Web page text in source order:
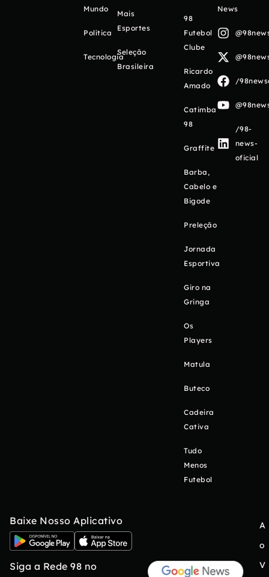
Mundo
Política
Tecnologia
Mais
Esportes
Seleção
Brasileira
98
Futebol
Clube
Ricardo
Amado
Catimba
98
Graffite
Barba,
Cabelo e
Bigode
Preleção
Jornada
Esportiva
Giro na
Gringa
Os
Players
Matula
Buteco
Cadeira
Cativa
Tudo
Menos
Futebol
News
/
/98-
news-
oficial
Baixe Nosso Aplicativo
Siga a Rede 98 no
A
o
V